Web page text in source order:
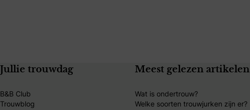
Jullie trouwdag
B&B Club
Trouwblog
Meest gelezen artikelen
Wat is ondertrouw?
Welke soorten trouwjurken zijn er?